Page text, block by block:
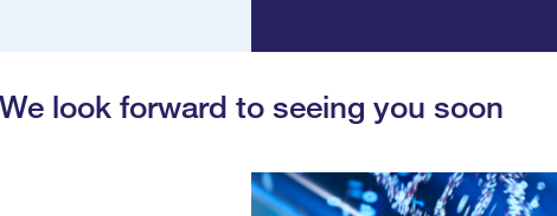
We look forward to seeing you soon